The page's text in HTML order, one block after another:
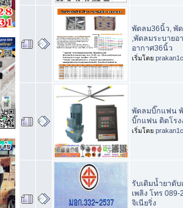
พัดลม36นิ้ว, พั
,พัดลมระบาย
อากาศ36นิ้ว
เริ่มโดย prakan1c
พัดลมบิ๊กแฟน
บิ๊กแฟน ติดโรง
เริ่มโดย prakan1c
รับเติมน้ำยาดั
เพลิง โทร
จิเนียริ่ง